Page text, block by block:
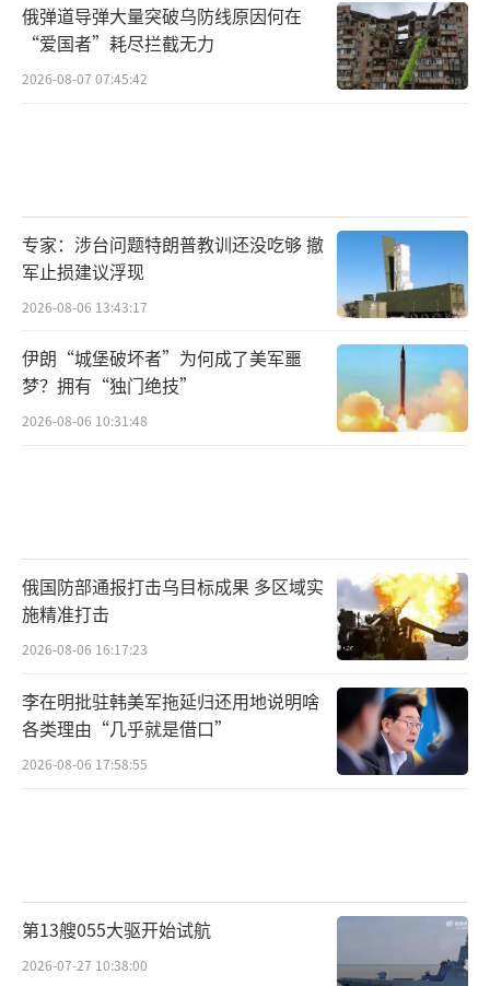
俄弹道导弹大量突破乌防线原因何在
“爱国者”耗尽拦截无力
2026-08-07 07:45:42
专家：涉台问题特朗普教训还没吃够 撤
军止损建议浮现
2026-08-06 13:43:17
伊朗“城堡破坏者”为何成了美军噩
梦？拥有“独门绝技”
2026-08-06 10:31:48
俄国防部通报打击乌目标成果 多区域实
施精准打击
2026-08-06 16:17:23
李在明批驻韩美军拖延归还用地说明啥
各类理由“几乎就是借口”
2026-08-06 17:58:55
第13艘055大驱开始试航
2026-07-27 10:38:00